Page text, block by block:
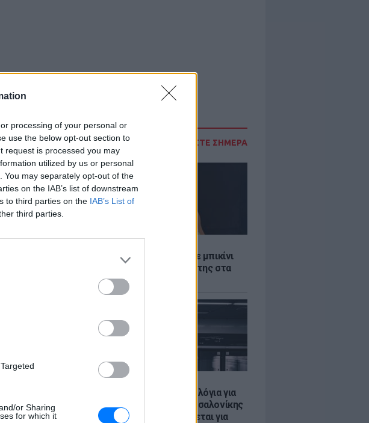
processing of your personal or
use the below opt-out section to
request is processed you may
utilized by us or personal
may separately opt-out of the
on the IAB’s list of downstream
to third parties on the IAB’s List of
third parties.
or Sharing
for which it
ΔΙΑΒΑΣΤΕ ΣΗΜΕΡΑ
Η Τατιάνα Στεφανίδου φόρεσε μπικίνι
και εντυπωσίασε με το κορμί της στα
καταγάλανα νερά του Ιονίου
ΕΙΔΗΣΕΙΣ
Απόψε τα δοκιμαστικά δρομολόγια για
την επέκταση του Μετρό Θεσσαλονίκης
προς Καλαμαριά - Τι προβλέπεται για